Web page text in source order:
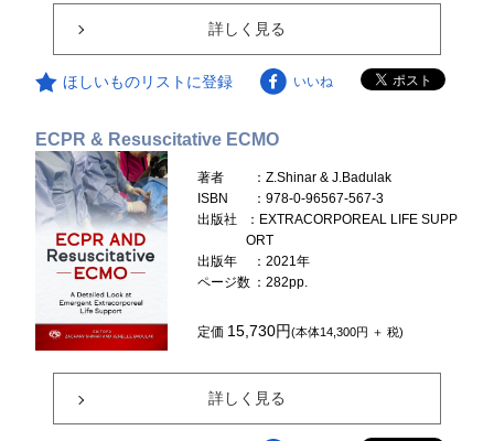
詳しく見る
ほしいものリストに登録 いいね
ECPR & Resuscitative ECMO
著者
：Z.Shinar & J.Badulak
ISBN
：978-0-96567-567-3
出版社
：EXTRACORPOREAL LIFE SUPP
ORT
出版年
：2021年
ページ数 ：282pp.
定価 15,730円(本体14,300円 ＋ 税)
詳しく見る